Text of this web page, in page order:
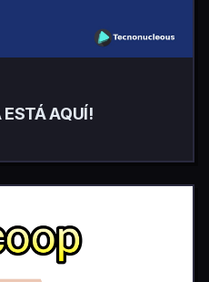
ESTÁ AQUÍ!